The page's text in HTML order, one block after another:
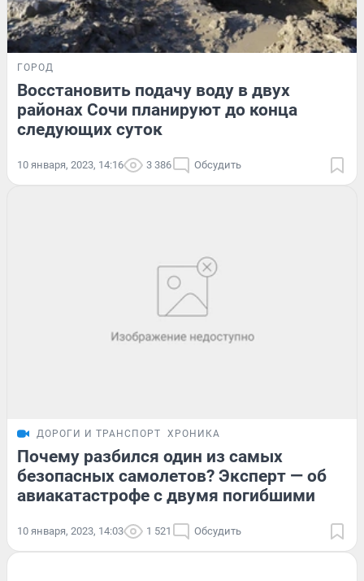
ГОРОД
Восстановить подачу воду в двух
районах Сочи планируют до конца
следующих суток
10 января, 2023, 14:16 3 386 Обсудить
ДОРОГИ И ТРАНСПОРТ ХРОНИКА
Почему разбился один из самых
безопасных самолетов? Эксперт — об
авиакатастрофе с двумя погибшими
10 января, 2023, 14:03 1 521 Обсудить